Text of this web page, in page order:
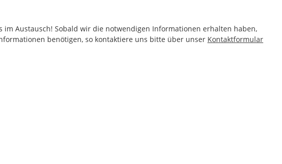
Austausch! Sobald wir die notwendigen Informationen erhalten haben,
benötigen, so kontaktiere uns bitte über unser Kontaktformular